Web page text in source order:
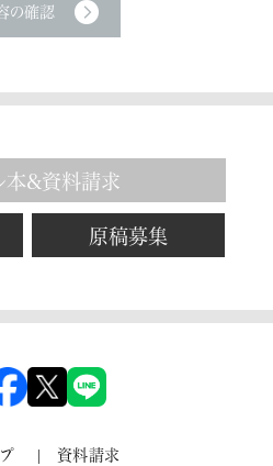
本&資料請求
原稿募集
資料請求